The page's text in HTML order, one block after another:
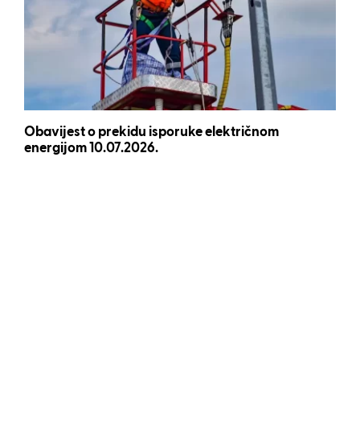
Obavijest o prekidu isporuke električnom
energijom 10.07.2026.